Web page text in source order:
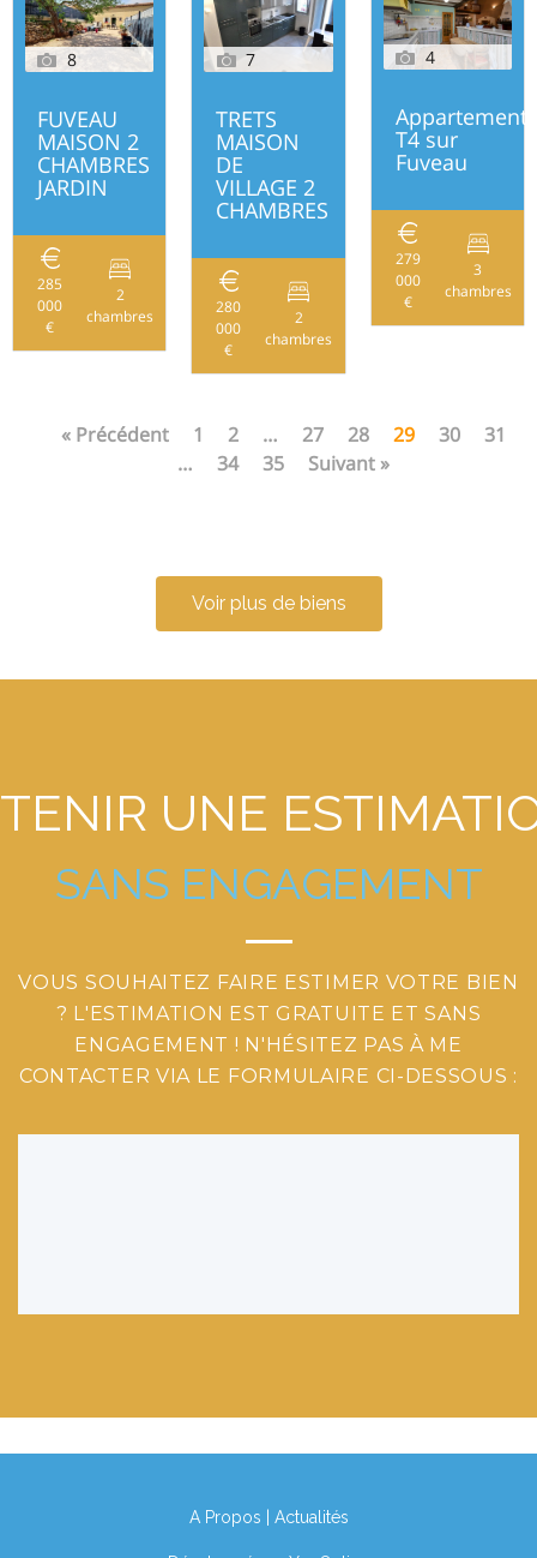
8
FUVEAU
MAISON 2
CHAMBRES
JARDIN
285
000
€
2
chambres
7
TRETS
MAISON
DE
VILLAGE 2
CHAMBRES
280
000
€
2
chambres
84,1
4
Appartement
T4 sur
Fuveau
279
000
€
3
chambres
« Précédent 1 2 … 27 28 29 30
31
…
34 35 Suivant »
Voir plus de biens
UNE
SANS ENGAGEMENT
VOUS SOUHAITEZ FAIRE ESTIMER VOTRE BIEN
? L'ESTIMATION EST GRATUITE ET SANS
ENGAGEMENT ! N'HÉSITEZ PAS À ME
CONTACTER VIA LE FORMULAIRE CI-DESSOUS :
A Propos Actualités